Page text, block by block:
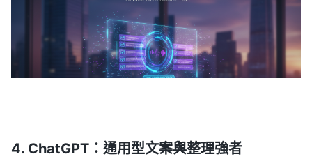
4. ChatGPT：通用型文案與整理強者